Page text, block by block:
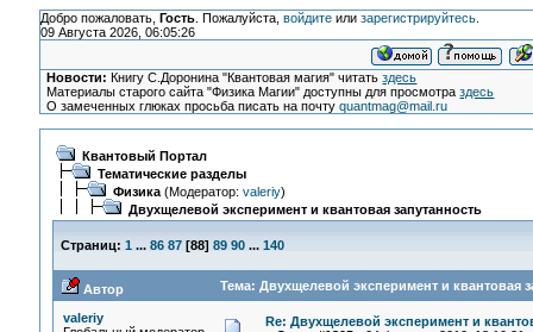
Добро пожаловать, Гость. Пожалуйста, войдитеили зарегистрируйтесь.
09 Августа 2026, 06:05:26
Новости: Книгу С.Доронина "Квантовая магия" читатьздесь
Материалы старого сайта "Физика Магии" доступны для просмотраздесь
О замеченных глюках просьба писать на почтуquantmag@mail.ru
Квантовый Портал
Тематические разделы
Физика(Модератор: valeriy)
Двухщелевой эксперимент и квантовая запутанность
Страниц: 1 ... 86 87[88] 89 90 ... 140
Автор Тема: Двухщелевой эксперимент и квантовая
valeriy
Re: Двухщелевой эксперимент и